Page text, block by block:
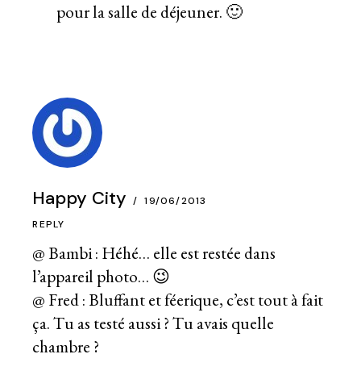
pour la salle de déjeuner. 🙂
Happy City 19/06/2013
@ Bambi : Héhé… elle est restée dans
l’appareil photo… 😉
@ Fred : Bluffant et féerique, c’est tout à fait
ça. Tu as testé aussi ? Tu avais quelle
chambre ?
REPLY